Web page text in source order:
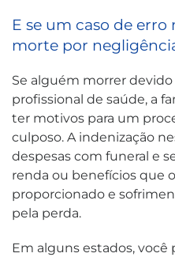
E se um caso de
morte por
Se alguém morrer
profissional de saúde, a
ter motivos para um
culposo. A indenização
despesas com funeral e
renda ou benefícios que
proporcionado e
pela perda.
Em alguns estados,